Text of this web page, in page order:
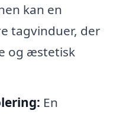
kan en
tagvinduer, der
og æstetisk
En